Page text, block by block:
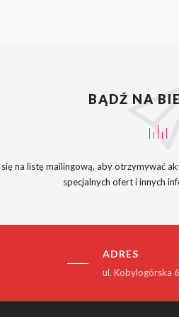
BĄDŹ NA
się na listę mailingową, aby otrzymywać
specjalnych ofert i innych
ADRES
ul. Kobylogórska